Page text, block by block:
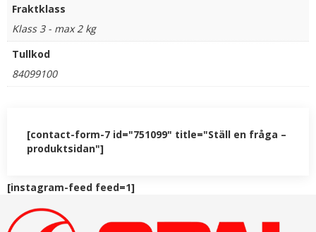
Fraktklass
Klass 3 - max 2 kg
Tullkod
84099100
[contact-form-7 id="751099" title="Ställ en fråga –
produktsidan"]
[instagram-feed feed=1]